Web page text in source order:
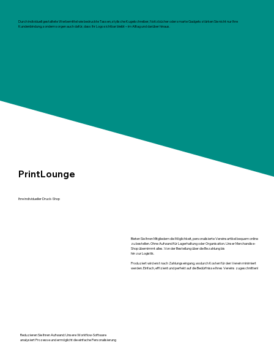
Durch individuell gestaltete Werbemittel wie bedruckte Tassen, stylische Kugelschreiber, Notizbücher oder smarte Gadgets stärken Sie nicht nur Ihre
Kundenbindung, sondern sorgen auch dafür, dass Ihr Logo sichtbar bleibt – im Alltag und darüber hinaus.
PrintLounge
Ihre individueller Druck-Shop
Bieten Sie Ihren Mitgliedern die Möglichkeit, personalisierte Vereinsartikel bequem online
zu bestellen. Ohne Aufwand für Lagerhaltung oder Organisation. Unser Merchandise-
Shop übernimmt alles. Von der Bestellung über die Bezahlung bis
hin zur Logistik.
Produziert wird erst nach Zahlungseingang, wodurch Kosten für den Verein minimiert
werden. Einfach, effizient und perfekt auf die Bedürfnisse Ihres Vereins zugeschnitten!
Reduzieren Sie Ihren Aufwand: Unsere Workflow-Software
analysiert Prozesse und ermöglicht die einfache Personalisierung